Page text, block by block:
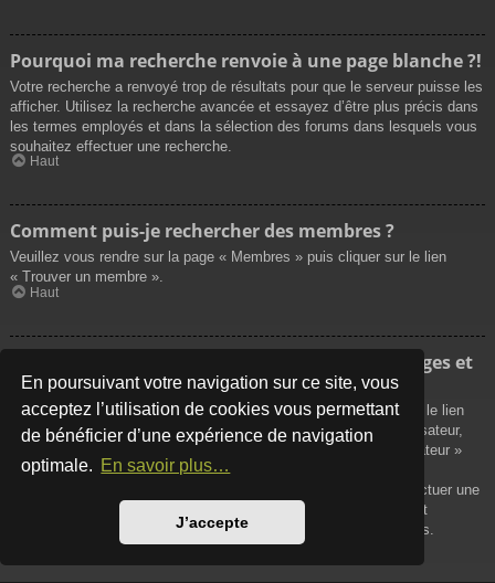
En poursuivant votre navigation sur ce site, vous
acceptez l’utilisation de cookies vous permettant
de bénéficier d’une expérience de navigation
optimale. En savoir plus…
J’accepte
Pourquoi ma recherche renvoie à une page blanche ?!
Votre recherche a renvoyé trop de résultats pour que le serveur puisse les
afficher. Utilisez la recherche avancée et essayez d’être plus précis dans
les termes employés et dans la sélection des forums dans lesquels vous
souhaitez effectuer une recherche.
Haut
Comment puis-je rechercher des membres ?
Veuillez vous rendre sur la page « Membres » puis cliquer sur le lien
« Trouver un membre ».
Haut
Comment puis-je retrouver mes propres messages et
sujets ?
Vos propres messages peuvent être affichés soit en cliquant sur le lien
« Afficher vos messages » dans le panneau de contrôle de l’utilisateur,
soit en cliquant sur le lien « Rechercher les messages de l’utilisateur »
sur la page de votre propre profil ou soit en cliquant sur le menu
« Raccourcis » situé sur la partie supérieure du forum. Pour effectuer une
recherche de vos propres sujets, utilisez la recherche avancée et
remplissez convenablement les options qui vous sont disponibles.